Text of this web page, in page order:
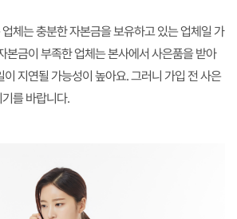
체는 충분한 자본금을 보유하고 있는 업체일 가
본금이 부족한 업체는 본사에서 사은품을 받아
지연될 가능성이 높아요. 그러니 가입 전 사은
를 바랍니다.